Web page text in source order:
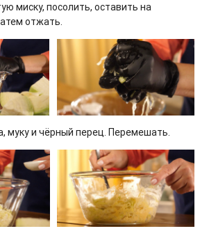
миску, посолить, оставить на
отжать.
муку и чёрный перец. Перемешать.